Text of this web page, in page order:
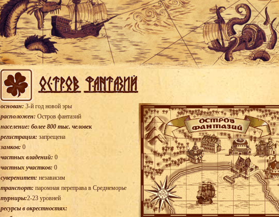
основан:3-й год новой эры
расположен: Остров фантазий
население: более 800 тыс. человек
регистрация: запрещена
замков: 0
частных владений: 0
частных участков: 0
суверенитет: независим
транспорт: паромная переправа в Среднеморье
турниры:2-23 уровней
ресурсы в окрестностях: